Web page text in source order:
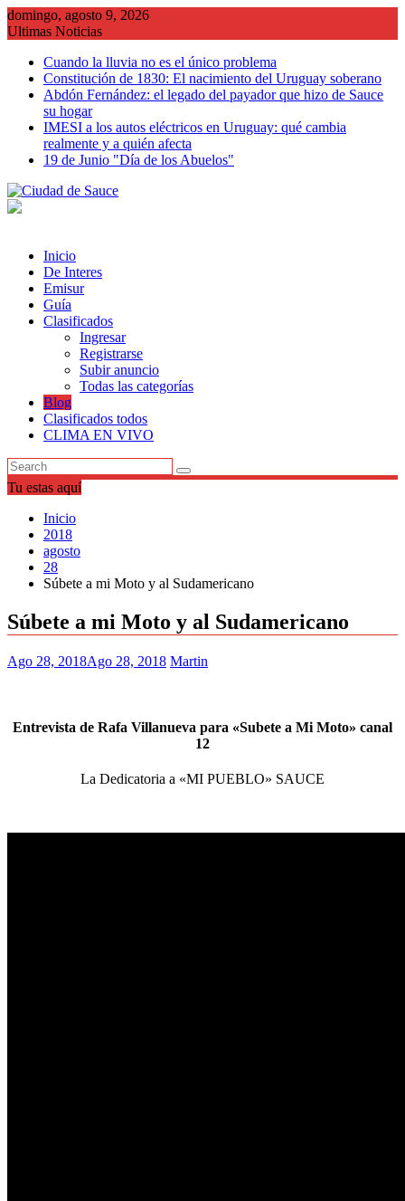
Saltar
al
domingo, agosto 9, 2026
Ultimas Noticias
Cuando la lluvia no es el único problema
Constitución de 1830: El nacimiento del Uruguay soberano
Abdón Fernández: el legado del payador que hizo de Sauce
su hogar
IMESI a los autos eléctricos en Uruguay: qué cambia
realmente y a quién afecta
19 de Junio "Día de los Abuelos"
Inicio
De Interes
Emisur
Guía
Clasificados
Ingresar
Registrarse
Subir anuncio
Todas las categorías
Blog
Clasificados todos
CLIMA EN VIVO
Tu estas aquí
Inicio
2018
agosto
28
Súbete a mi Moto y al Sudamericano
Súbete a mi Moto y al Sudamericano
Ago 28, 2018Ago 28, 2018 Martin
Entrevista de Rafa Villanueva para «Subete a Mi Moto» canal
12
La Dedicatoria a «MI PUEBLO» SAUCE